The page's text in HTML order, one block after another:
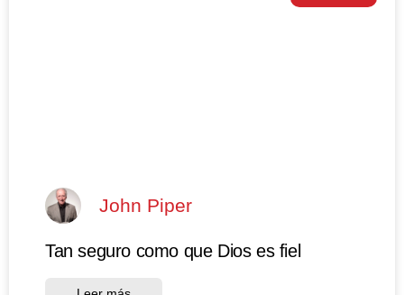
John Piper
Tan seguro como que Dios es fiel